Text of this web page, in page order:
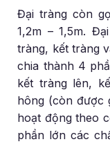
Đại tràng còn
1,2m – 1,5m.
tràng, kết tràng
chia thành 4
kết tràng lên,
hông (còn được
hoạt động theo
phần lớn các